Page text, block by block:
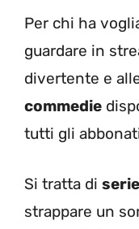
Per chi ha
guardare in
divertente e
commedie
tutti gli
Si tratta di
strappare un